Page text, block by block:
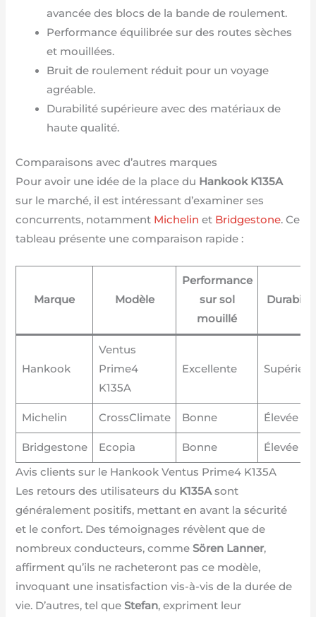
avancée des blocs de la bande de roulement.
Performance équilibrée sur des routes sèches
et mouillées.
Bruit de roulement réduit pour un voyage
agréable.
Durabilité supérieure avec des matériaux de
haute qualité.
Comparaisons avec d’autres marques
Pour avoir une idée de la place du Hankook K135A
sur le marché, il est intéressant d’examiner ses
concurrents, notamment Michelin et Bridgestone. Ce
tableau présente une comparaison rapide :
Marque Modèle
Performance
sur sol
mouillé
Hankook
Ventus
Prime4
K135A
Excellente
Michelin CrossClimate Bonne Élevée
Bridgestone Ecopia Bonne
Élevée
Avis clients sur le Hankook Ventus Prime4 K135A
Les retours des utilisateurs du K135A sont
généralement positifs, mettant en avant la sécurité
et le confort. Des témoignages révèlent que de
nombreux conducteurs, commeSören Lanner,
affirment qu’ils ne racheteront pas ce modèle,
invoquant une insatisfaction vis-à-vis de la durée de
vie. D’autres, tel queStefan, expriment leur